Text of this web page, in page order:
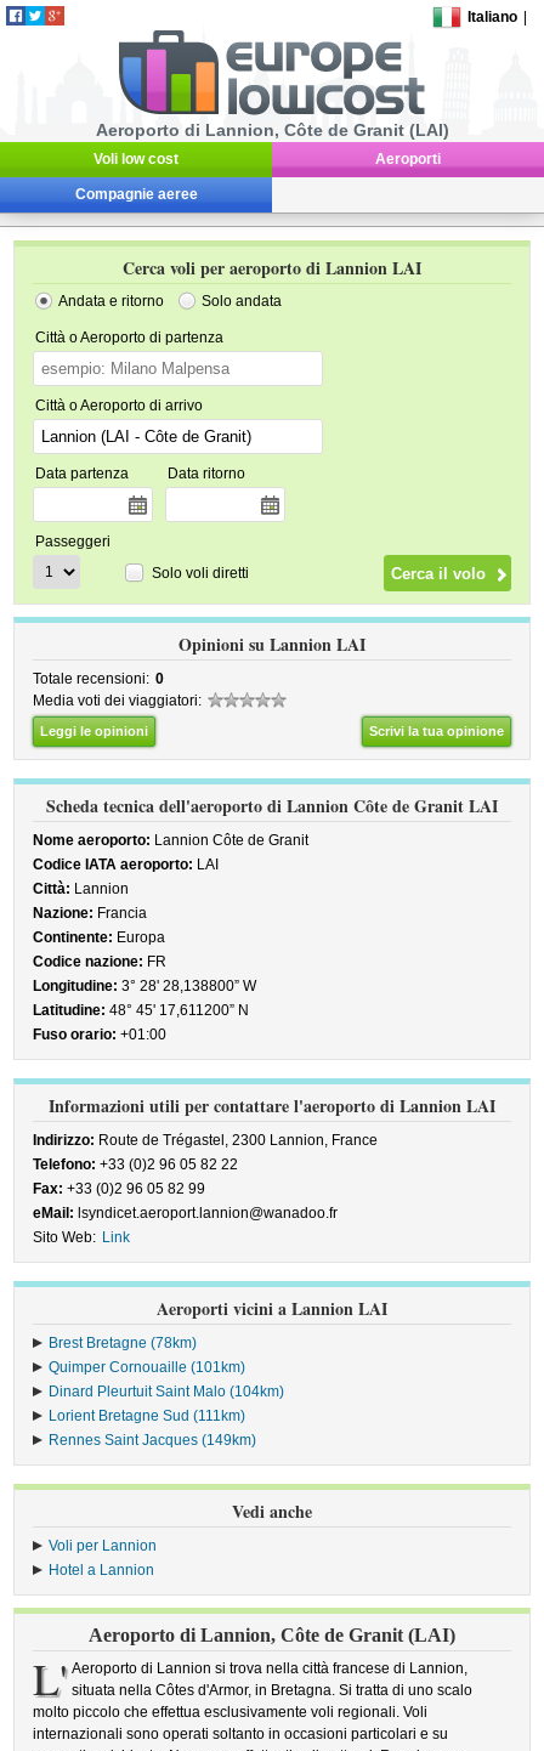
Italiano
Aeroporto di Lannion, Côte de Granit (LAI)
Voli low cost Aeroporti
Compagnie aeree
Cerca voli per aeroporto di Lannion LAI
Andata e ritorno Solo andata
Città o Aeroporto di partenza
Città o Aeroporto di arrivo
Data partenza Data ritorno
Passeggeri
Solo voli diretti
Opinioni su Lannion LAI
Totale recensioni: 0
Media voti dei viaggiatori:
Leggi le opinioni Scrivi la tua opinione
Scheda tecnica dell'aeroporto di Lannion Côte de Granit LAI
Nome aeroporto: Lannion Côte de Granit
Codice IATA aeroporto: LAI
Città: Lannion
Nazione: Francia
Continente: Europa
Codice nazione: FR
Longitudine: 3° 28' 28,138800” W
Latitudine: 48° 45' 17,611200” N
Fuso orario: +01:00
Informazioni utili per contattare l'aeroporto di Lannion LAI
Indirizzo: Route de Trégastel, 2300 Lannion, France
Telefono: +33 (0)2 96 05 82 22
Fax: +33 (0)2 96 05 82 99
eMail: lsyndicet.aeroport.lannion@wanadoo.fr
Sito Web: Link
Aeroporti vicini a Lannion LAI
Brest Bretagne (78km)
Quimper Cornouaille (101km)
Dinard Pleurtuit Saint Malo (104km)
Lorient Bretagne Sud (111km)
Rennes Saint Jacques (149km)
Vedi anche
Voli per Lannion
Hotel a Lannion
Aeroporto di Lannion, Côte de Granit (LAI)
L' Aeroporto di Lannion si trova nella città francese di Lannion,
situata nella Côtes d'Armor, in Bretagna. Si tratta di uno scalo
molto piccolo che effettua esclusivamente voli regionali. Voli
internazionali sono operati soltanto in occasioni particolari e su